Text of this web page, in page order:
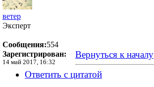
ветер
Эксперт
Сообщения:554
Зарегистрирован:
14 май 2017, 16:32
Вернуться к началу
Ответить с цитатой